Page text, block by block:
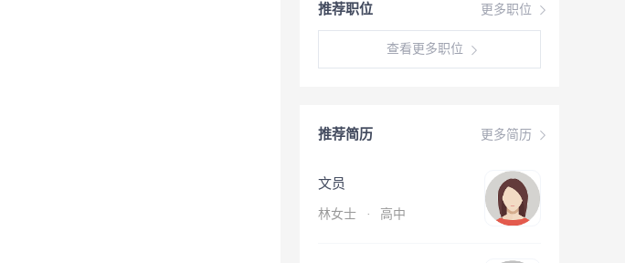
更多职位
推荐职位
查看更多职位
更多简历
推荐简历
文员
林女士 · 高中